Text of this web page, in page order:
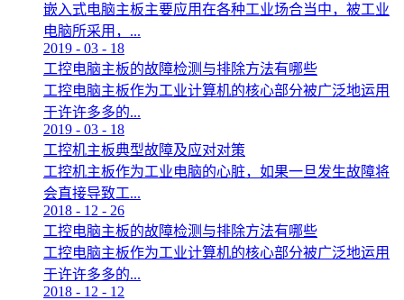
嵌入式电脑主板主要应用在各种工业场合当中，被工业
电脑所采用，...
2019 - 03 - 18
工控电脑主板的故障检测与排除方法有哪些
工控电脑主板作为工业计算机的核心部分被广泛地运用
于许许多多的...
2019 - 03 - 18
工控机主板典型故障及应对对策
工控机主板作为工业电脑的心脏，如果一旦发生故障将
会直接导致工...
2018 - 12 - 26
工控电脑主板的故障检测与排除方法有哪些
工控电脑主板作为工业计算机的核心部分被广泛地运用
于许许多多的...
2018 - 12 - 12